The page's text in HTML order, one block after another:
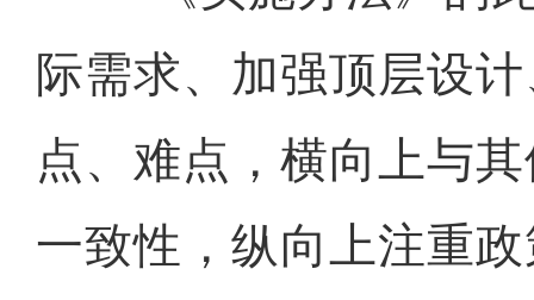
际需求、加强顶层设
点、难点，横向上与
一致性，纵向上注重